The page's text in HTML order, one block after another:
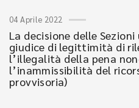
04 Aprile 2022
La decisione delle
giudice di legittimità di
l’illegalità della pena
l’inammissibilità del
provvisoria)